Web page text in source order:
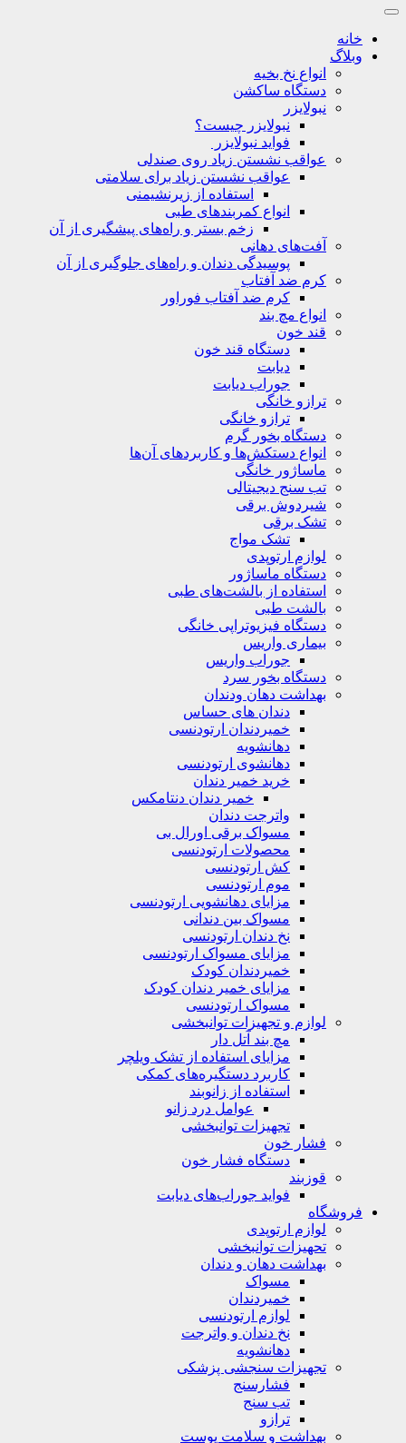
خانه
وبلاگ
انواع نخ بخیه
دستگاه ساکشن
نبولایزر
نبولایزر چیست؟
فواید نبولایزر
عواقب نشستن زیاد روی صندلی
عواقب نشستن زیاد برای سلامتی
استفاده از زیرنشیمنی
انواع کمربندهای طبی
زخم بستر و راه‌های پیشگیری از آن
آفت‌های دهانی
پوسیدگی دندان و راه‌های جلوگیری از آن
کرم ضد آفتاب
کرم ضد آفتاب فوراور
انواع مچ بند
قند خون
دستگاه قند خون
دیابت
جوراب دیابت
ترازو خانگی
ترازو خانگی
دستگاه بخور گرم
انواع دستکش‌ها و کاربردهای آن‌ها
ماساژور خانگی
تب سنج دیجیتالی
شیردوش برقی
تشک برقی
تشک مواج
لوازم ارتوپدی
دستگاه ماساژور
استفاده از بالشت‌های طبی
بالشت‌ طبی
دستگاه فیزیوتراپی خانگی
بیماری واریس
جوراب واریس
دستگاه‌ بخور سرد
بهداشت دهان ودندان
دندان های حساس
خمیردندان ارتودنسی
دهانشویه‌
دهانشوی ارتودنسی
خرید خمیر دندان
خمیر دندان دنتامکس
واترجت دندان
مسواک برقی اورال بی
محصولات ارتودنسی
کش ارتودنسی
موم ارتودنسی
مزایای دهانشویی ارتودنسی
مسواک بین دندانی
نخ دندان ارتودنسی
مزایای مسواک ارتودنسی
خمیردندان کودک
مزایای خمیر دندان کودک
مسواک ارتودنسی
لوازم و تجهیزات توانبخشی
مچ بند آتل دار
مزایای استفاده از تشک ویلچر
کاربرد دستگیره‌های کمکی
استفاده از زانوبند
عوامل درد زانو
تجهیزات توانبخشی
فشار خون
دستگاه فشار خون
قوزبند
فواید جوراب‌های دیابت
فروشگاه
لوازم ارتوپدی
تحهیزات توانبخشی
بهداشت دهان و دندان
مسواک
خمیردندان
لوازم ارتودنسی
نخ دندان و واترجت
دهانشویه
تجهیزات سنجشی پزشکی
فشارسنج
تب سنج
ترازو
بهداشت و سلامت پوست